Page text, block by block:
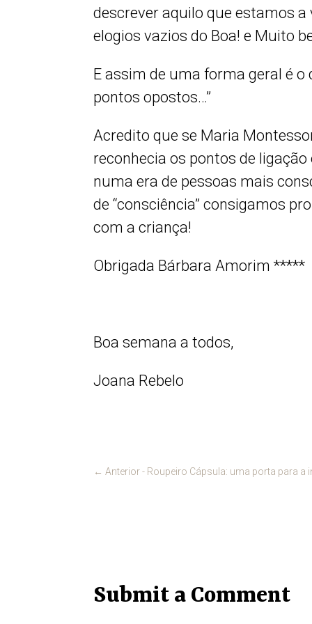
descrever aquilo que estamos
elogios vazios do Boa! e Muito
E assim de uma forma geral é
pontos opostos…”
Acredito que se Maria
reconhecia os pontos de
numa era de pessoas mais
de “consciência” consigamos
com a criança!
Obrigada Bárbara Amorim *****
Boa semana a todos,
Joana Rebelo
←Anterior - Roupeiro Cápsula: uma porta para a
Submit a Comment